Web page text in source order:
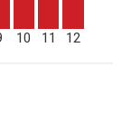
10 11 12